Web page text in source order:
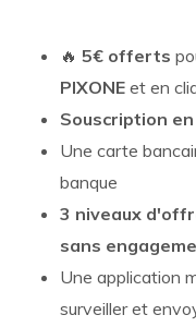
🔥 5€ offerts
PIXONE et en
Souscription
Une carte
banque
3 niveaux
sans
Une application
surveiller et